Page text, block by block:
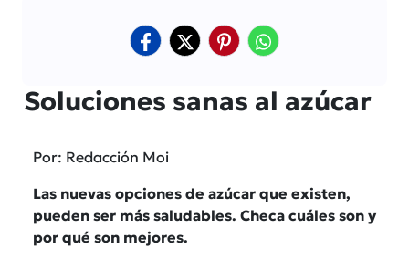
Soluciones sanas al azúcar
Por: Redacción Moi
Las nuevas opciones de azúcar que existen,
pueden ser más saludables. Checa cuáles son y
por qué son mejores.